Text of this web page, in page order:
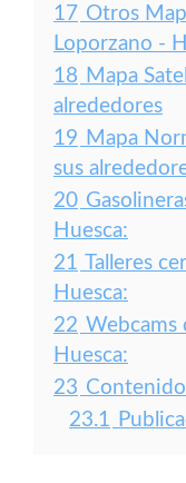
17 Otros
Loporzano -
18 Mapa
alrededores
19 Mapa
sus
20
Huesca:
21 Talleres
Huesca:
22 Webcams
Huesca:
23
23.1